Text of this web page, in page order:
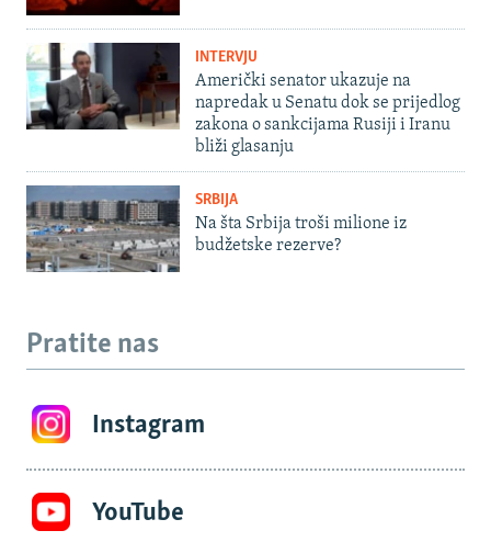
INTERVJU
Američki senator ukazuje na
napredak u Senatu dok se prijedlog
zakona o sankcijama Rusiji i Iranu
bliži glasanju
SRBIJA
Na šta Srbija troši milione iz
budžetske rezerve?
Pratite nas
Instagram
YouTube